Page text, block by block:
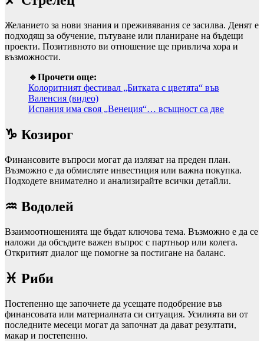
Желанието за нови знания и преживявания се засилва. Денят е
подходящ за обучение, пътуване или планиране на бъдещи
проекти. Позитивното ви отношение ще привлича хора и
възможности.
🔹Прочети още:
Колоритният фестивал „Битката с цветята“ във
Валенсия (видео)
Испания има своя „Венеция“… всъщност са две
♑ Козирог
Финансовите въпроси могат да излязат на преден план.
Възможно е да обмисляте инвестиция или важна покупка.
Подходете внимателно и анализирайте всички детайли.
♒ Водолей
Взаимоотношенията ще бъдат ключова тема. Възможно е да се
наложи да обсъдите важен въпрос с партньор или колега.
Откритият диалог ще помогне за постигане на баланс.
♓ Риби
Постепенно ще започнете да усещате подобрение във
финансовата или материалната си ситуация. Усилията ви от
последните месеци могат да започнат да дават резултати,
макар и постепенно.